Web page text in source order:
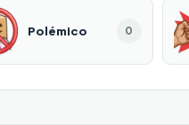
Polémico 0